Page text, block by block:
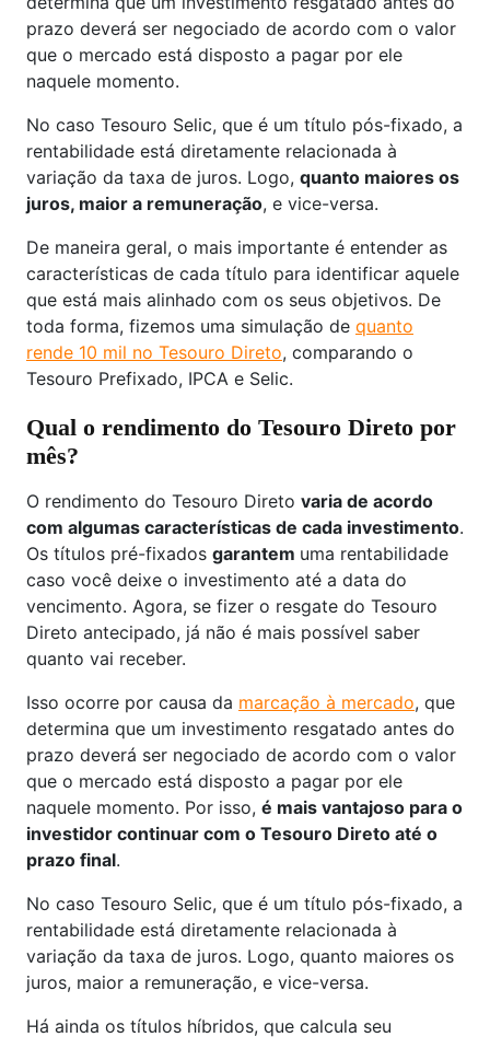
prazo deverá ser negociado de acordo com o valor
que o mercado está disposto a pagar por ele
naquele momento.
No caso Tesouro Selic, que é um título pós-fixado, a
rentabilidade está diretamente relacionada à
variação da taxa de juros. Logo, quanto maiores os
juros, maior a remuneração, e vice-versa.
De maneira geral, o mais importante é entender as
características de cada título para identificar aquele
que está mais alinhado com os seus objetivos. De
toda forma, fizemos uma simulação de quanto
rende 10 mil no Tesouro Direto, comparando o
Tesouro Prefixado, IPCA e Selic.
Qual o rendimento do Tesouro Direto por
mês?
O rendimento do Tesouro Direto varia de acordo
com algumas características de cada investimento.
Os títulos pré-fixados garantem uma rentabilidade
caso você deixe o investimento até a data do
vencimento. Agora, se fizer o resgate do Tesouro
Direto antecipado, já não é mais possível saber
quanto vai receber.
Isso ocorre por causa da marcação à mercado, que
determina que um investimento resgatado antes do
prazo deverá ser negociado de acordo com o valor
que o mercado está disposto a pagar por ele
naquele momento. Por isso, é mais vantajoso para o
investidor continuar com o Tesouro Direto até o
prazo final.
No caso Tesouro Selic, que é um título pós-fixado, a
rentabilidade está diretamente relacionada à
variação da taxa de juros. Logo, quanto maiores os
juros, maior a remuneração, e vice-versa.
Há ainda os títulos híbridos, que calcula seu